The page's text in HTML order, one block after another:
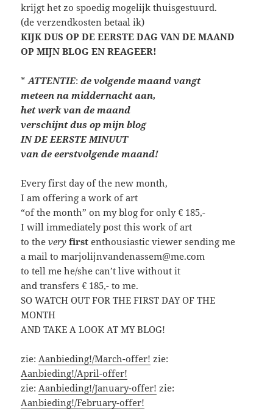
krijgt het zo spoedig mogelijk thuisgestuurd.
(de verzendkosten betaal ik)
KIJK DUS OP DE EERSTE DAG VAN DE MAAND
OP MIJN BLOG EN REAGEER!
*ATTENTIE:de volgende maand vangt
meteen na middernacht aan,
het werk van de maand
verschijnt dus op mijn blog
IN DE EERSTE MINUUT
van de eerstvolgende maand!
Every first day of the new month,
I am offering a work of art
“of the month” on my blog for only € 185,-
I will immediately post this work of art
to theveryfirst enthousiastic viewer sending me
a mail to marjolijnvandenassem@me.com
to tell me he/she can’t live without it
and transfers € 185,- to me.
SO WATCH OUT FOR THE FIRST DAY OF THE
MONTH
AND TAKE A LOOK AT MY BLOG!
zie: Aanbieding!/March-offer! zie:
Aanbieding!/April-offer!
zie: Aanbieding!/January-offer! zie:
Aanbieding!/February-offer!